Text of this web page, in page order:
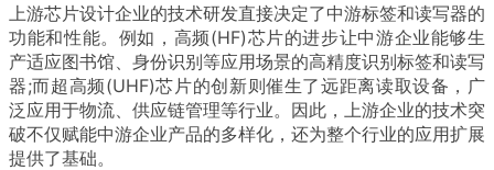
上游芯片设计企业的技术研发直接决定了中游标签和读写器的
功能和性能。例如，高频(HF)芯片的进步让中游企业能够生
产适应图书馆、身份识别等应用场景的高精度识别标签和读写
器;而超高频(UHF)芯片的创新则催生了远距离读取设备，广
泛应用于物流、供应链管理等行业。因此，上游企业的技术突
破不仅赋能中游企业产品的多样化，还为整个行业的应用扩展
提供了基础。